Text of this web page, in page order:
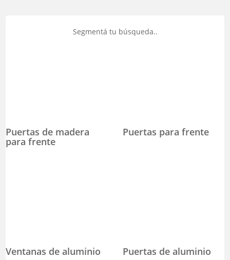
Segmentá tu búsqueda..
Puertas de madera
para frente
Puertas para frente
Ventanas de aluminio Puertas de aluminio